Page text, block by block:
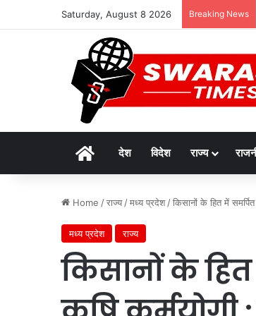
Saturday, August 8 2026 Breaking News
Homeदेश विदेश राज्य
Home /राज्य /मध्य प्रदेश /किसानों के हित में
मध्य प्रदेश राज्य
किसानों के